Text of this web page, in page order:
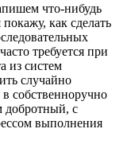
что-нибудь
как сделать
требуется при
из систем
случайно
собственноручно
добротный, с
выполнения